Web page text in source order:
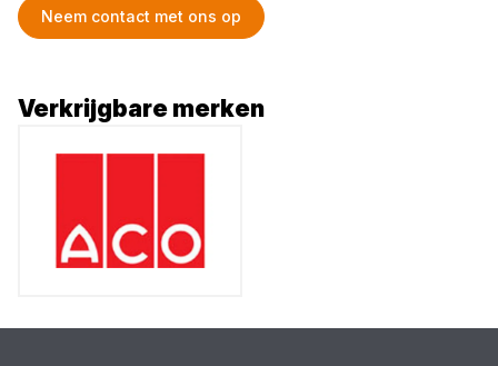
Neem contact met ons op
Verkrijgbare merken